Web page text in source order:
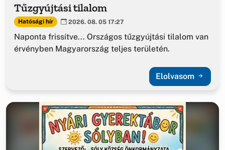
Tűzgyújtási tilalom
Hatósági hír 2026. 08. 05 17:27
Naponta frissítve... Országos tűzgyújtási tilalom van
érvényben Magyarország teljes területén.
Elolvasom